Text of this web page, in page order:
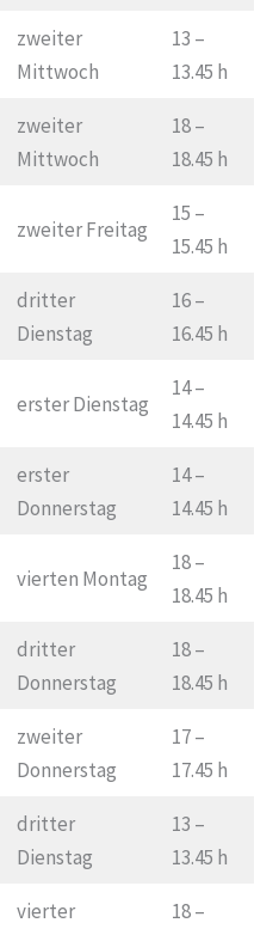
zweiter
Mittwoch
13 –
13.45 h
zweiter
Mittwoch
18 –
18.45 h
zweiter Freitag
15 –
15.45 h
dritter
Dienstag
16 –
16.45 h
erster Dienstag
14 –
14.45 h
erster
Donnerstag
14 –
14.45 h
vierten Montag
18 –
18.45 h
dritter
Donnerstag
18 –
18.45 h
zweiter
Donnerstag
17 –
17.45 h
dritter
Dienstag
13 –
13.45 h
vierter
18 –